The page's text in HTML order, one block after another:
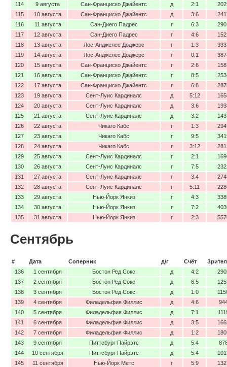
114
9 августа Сан-Франциско Джайентс д 2:1
115
10 августа Сан-Франциско Джайентс д 3:6
116
11 августа Сан-Диего Падрес г 6:3
117
12 августа Сан-Диего Падрес г 4:6
118
13 августа Лос-Анджелес Доджерс г 1:3
119
14 августа Лос-Анджелес Доджерс г 0:1
120
15 августа Сан-Франциско Джайентс г 2:6
121
16 августа Сан-Франциско Джайентс г 8:5
122
17 августа Сан-Франциско Джайентс г 6:8
123
19 августа Сент-Луис Кардиналс д 5:12
124
20 августа Сент-Луис Кардиналс д 3:6
125
21 августа Сент-Луис Кардиналс д 3:2
126
22 августа Чикаго Кабс г 1:3
127
23 августа Чикаго Кабс г 9:5
128
24 августа Чикаго Кабс г 3:12
129
25 августа Сент-Луис Кардиналс г 2:1
130
26 августа Сент-Луис Кардиналс г 7:5
131
27 августа Сент-Луис Кардиналс г 3:4
132
28 августа Сент-Луис Кардиналс г 5:11
133
29 августа Нью-Йорк Янкиз г 4:3
134
30 августа Нью-Йорк Янкиз г 7:2
135
31 августа Нью-Йорк Янкиз г 2:3
Сентябрь
# Дата Соперник д/г Счёт
136
1 сентября Бостон Ред Сокс д 4:2
137
2 сентября Бостон Ред Сокс д 6:5
138
3 сентября Бостон Ред Сокс д 1:0
139
4 сентября Филадельфия Филлис д 4:6
140
5 сентября Филадельфия Филлис д 7:1
141
6 сентября Филадельфия Филлис д 3:5
142
7 сентября Филадельфия Филлис д 1:2
143
9 сентября Питтсбург Пайрэтс д 5:4
144
10 сентября Питтсбург Пайрэтс д 5:4
145
11 сентября Нью-Йорк Метс г 5:9